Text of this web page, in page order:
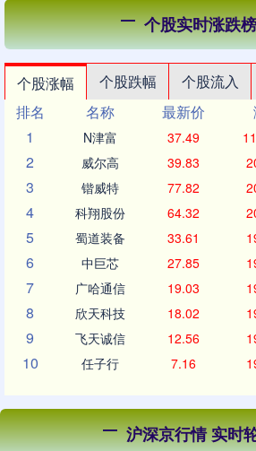
个股实时涨跌榜
个股涨幅 个股跌幅 个股流入
排名
名称 最新价
1
N津富 37.49
2 威尔高 39.83
3 锴威特 77.82
4 科翔股份 64.32
5 蜀道装备 33.61
6 中巨芯 27.85
7 广哈通信 19.03
8 欣天科技 18.02
9 飞天诚信 12.56
10 任子行 7.16
沪深京行情 实时